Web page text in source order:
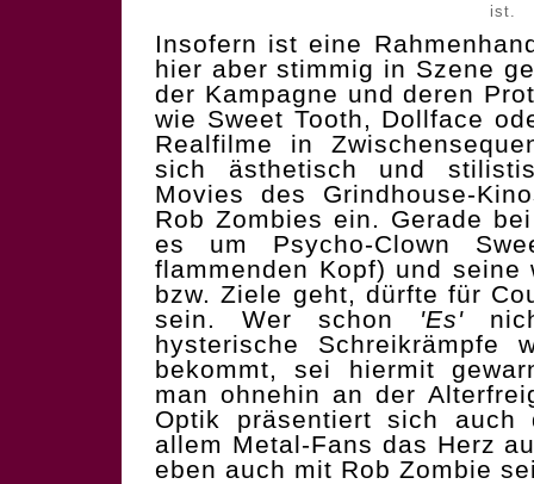
ist.
Insofern ist eine
hier aber stimmig in Szene
der Kampagne und deren
wie Sweet Tooth, Dollface
Realfilme in
sich ästhetisch und
Movies des Grindhouse-
Rob Zombies ein. Gerade
es um Psycho-Clown
flammenden Kopf) und seine
bzw. Ziele geht, dürfte für
sein. Wer schon 'Es'
hysterische Schreikrämpfe
bekommt, sei hiermit
man ohnehin an der
Optik präsentiert sich auch
allem Metal-Fans das Herz
eben auch mit Rob Zombie